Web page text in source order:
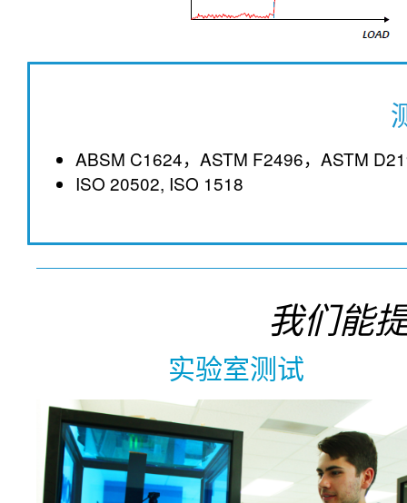
ABSM C1624，ASTM F2496，ASTM
ISO 20502, ISO 1518
我们能
实验室测试